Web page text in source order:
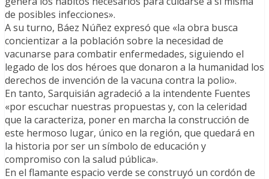
de posibles infecciones».
A su turno, Báez Núñez expresó que «la obra busca
concientizar a la población sobre la necesidad de
vacunarse para combatir enfermedades, siguiendo el
legado de los dos héroes que donaron a la humanidad los
derechos de invención de la vacuna contra la polio».
En tanto, Sarquisián agradeció a la intendente Fuentes
«por escuchar nuestras propuestas y, con la celeridad
que la caracteriza, poner en marcha la construcción de
este hermoso lugar, único en la región, que quedará en
la historia por ser un símbolo de educación y
compromiso con la salud pública».
En el flamante espacio verde se construyó un cordón de